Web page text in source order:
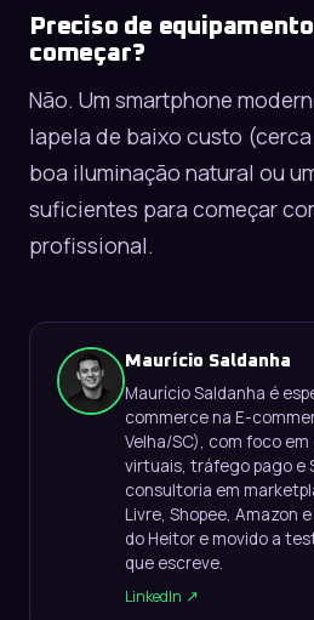
Preciso de
começar?
Não. Um smartphone
lapela de baixo custo (cerca
boa iluminação natural ou
suficientes para começar
profissional.
Maurício Saldanha
Maurício Saldanha é
commerce na E-
Velha/SC), com foco
virtuais, tráfego pago e
consultoria em
Livre, Shopee, Amazon
do Heitor e movido a
que escreve.
LinkedIn ↗